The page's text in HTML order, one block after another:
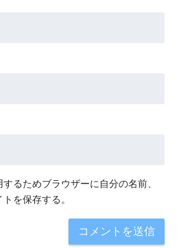
るためブラウザーに自分の名前、
を保存する。